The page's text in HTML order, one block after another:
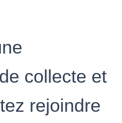
collecte et
rejoindre